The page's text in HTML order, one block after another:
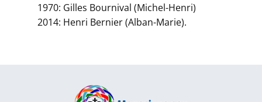
1970: Gilles Bournival (Michel-Henri)
2014: Henri Bernier (Alban-Marie).